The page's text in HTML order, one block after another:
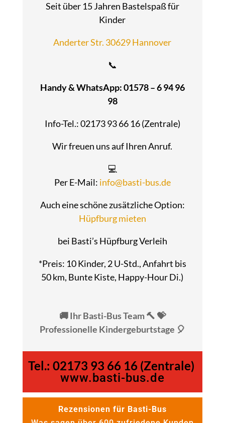
Seit über 15 Jahren Bastelspaß für
Kinder
Anderter Str. 30629 Hannover
📞
Handy & WhatsApp: 01578 – 6 94 96
98
Info-Tel.: 02173 93 66 16 (Zentrale)
Wir freuen uns auf Ihren Anruf.
💻
Per E-Mail: info@basti-bus.de
Auch eine schöne zusätzliche Option:
Hüpfburg mieten
bei Basti’s Hüpfburg Verleih
*Preis: 10 Kinder, 2 U-Std., Anfahrt bis
50 km, Bunte Kiste, Happy-Hour Di.)
🚚 Ihr Basti-Bus Team 🔨 💝
Professionelle Kindergeburtstage 🎈
Tel.: 02173 93 66 16 (Zentrale)
www.basti-bus.de
Rezensionen für Basti-Bus